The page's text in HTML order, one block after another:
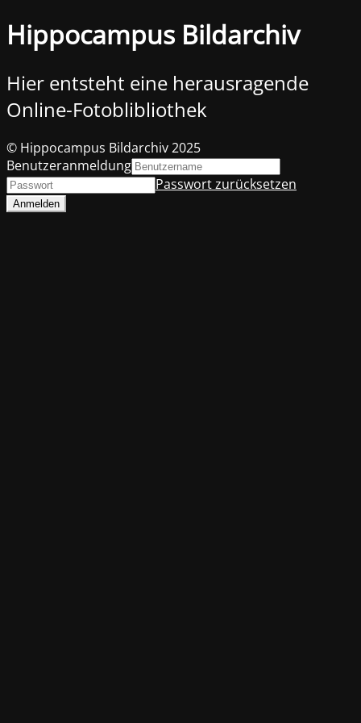
Hippocampus Bildarchiv
Hier entsteht eine herausragende
Online-Fotoblibliothek
© Hippocampus Bildarchiv 2025
Benutzeranmeldung
Passwort zurücksetzen